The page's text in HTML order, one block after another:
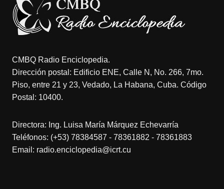
CMBQ Radio Enciclopedia.
Dirección postal: Edificio ENE, Calle N, No. 266, 7mo.
Piso, entre 21 y 23, Vedado, La Habana, Cuba. Código
Postal: 10400.
Directora: Ing. Luisa María Márquez Echevarría
Teléfonos: (+53) 78384587 - 78361882 - 78361883
Email: radio.enciclopedia@icrt.cu